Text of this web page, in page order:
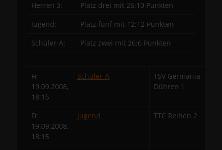
Herren 3:
Platz drei mit 26:10 Punkten
Jugend:
Platz fünf mit 12:12 Punkten
Schüler-A:
Platz zwei mit 26:6 Punkten
Fr
19.09.2008,
18:15
Schüler-A
TSV Germania
Dühren 1
Fr
19.09.2008,
18:15
Jugend TTC Reihen 2